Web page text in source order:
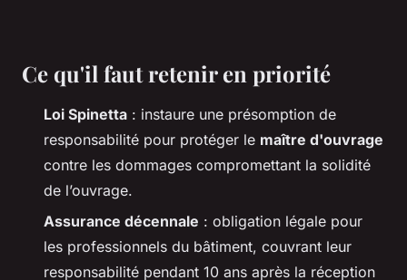
Ce qu'il faut retenir en priorité
Loi Spinetta : instaure une présomption de
responsabilité pour protéger le maître d'ouvrage
contre les dommages compromettant la solidité
de l’ouvrage.
Assurance décennale : obligation légale pour
les professionnels du bâtiment, couvrant leur
responsabilité pendant 10 ans après la réception